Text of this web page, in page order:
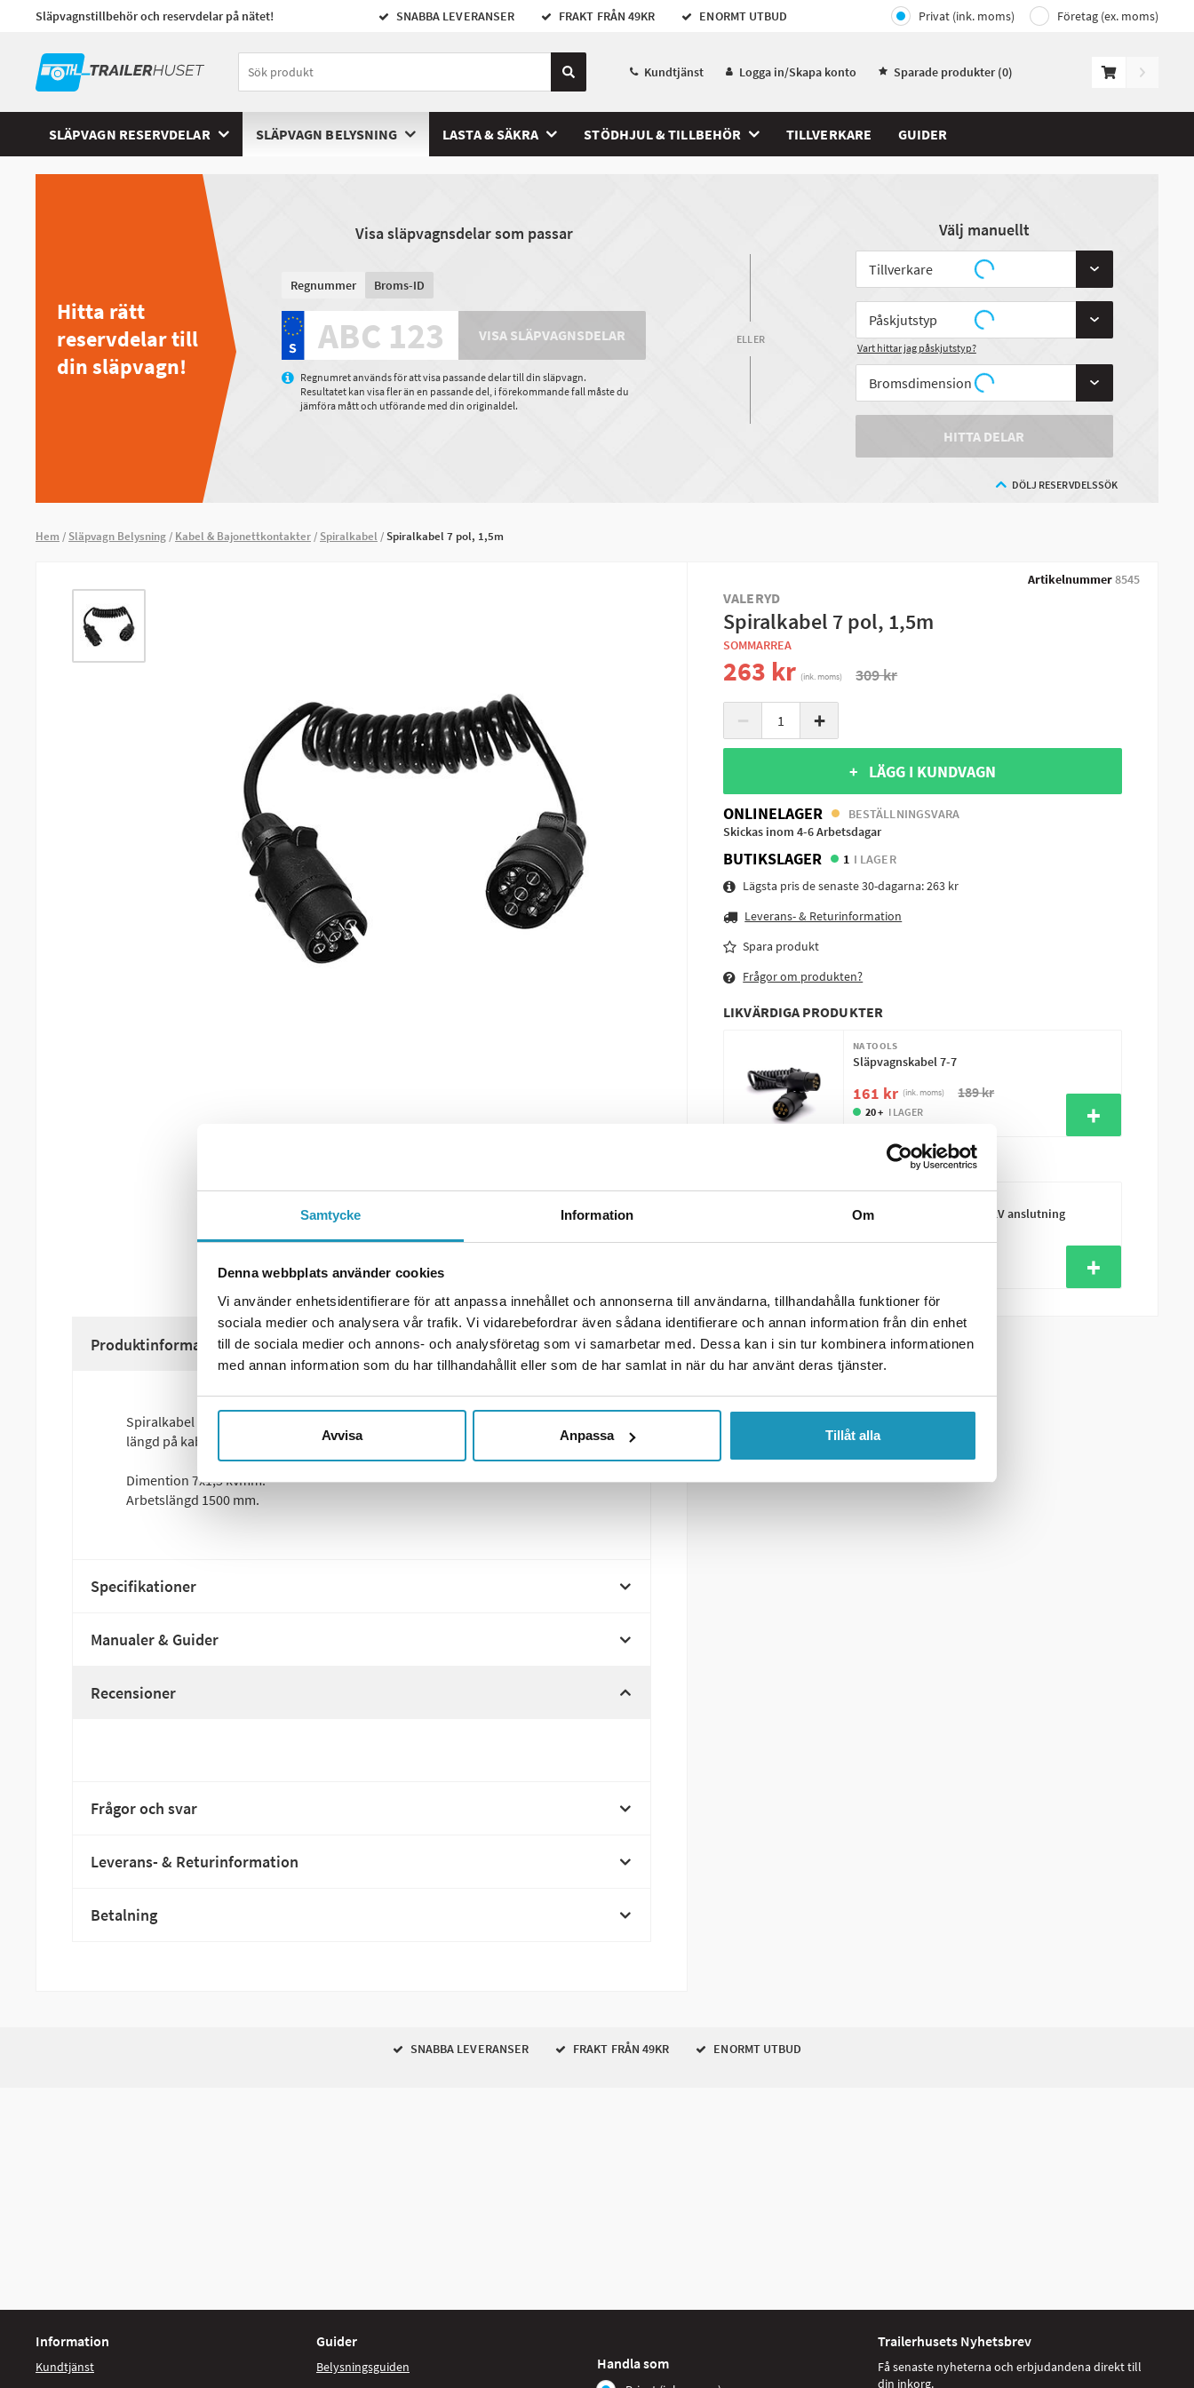
Samtycke Information Om
Denna webbplats använder cookies
Vi använder enhetsidentifierare för att anpassa innehållet och annonserna till användarna, tillhandahålla funktioner för
sociala medier och analysera vår trafik. Vi vidarebefordrar även sådana identifierare och annan information från din enhet
till de sociala medier och annons- och analysföretag som vi samarbetar med. Dessa kan i sin tur kombinera informationen
med annan information som du har tillhandahållit eller som de har samlat in när du har använt deras tjänster.
Avvisa Anpassa Tillåt alla
Släpvagnstillbehör och reservdelar på nätet! SNABBA LEVERANSER FRAKT FRÅN 49KR ENORMT UTBUD Privat (ink. moms) Företag (ex. moms)
Kundtjänst Logga in/Skapa konto Sparade produkter (0)
SLÄPVAGN RESERVDELAR SLÄPVAGN BELYSNING LASTA & SÄKRA STÖDHJUL & TILLBEHÖR TILLVERKARE GUIDER
Hitta rätt
reservdelar till
din släpvagn!
Visa släpvagnsdelar som passar
Regnummer Broms-ID
VISA SLÄPVAGNSDELAR
Regnumret används för att visa passande delar till din släpvagn.
Resultatet kan visa fler än en passande del, i förekommande fall måste du
jämföra mått och utförande med din originaldel.
ELLER
Välj manuellt
Vart hittar jag påskjutstyp?
HITTA DELAR
DÖLJ RESERVDELSSÖK
Hem Släpvagn Belysning Kabel & Bajonettkontakter Spiralkabel Spiralkabel 7 pol, 1,5m
Artikelnummer8545
VALERYD
Spiralkabel 7 pol, 1,5m
SOMMARREA
263 kr (ink. moms) 309 kr
− +
+ LÄGG I KUNDVAGN
ONLINELAGER
BESTÄLLNINGSVARA
Skickas inom 4-6 Arbetsdagar
BUTIKSLAGER 1 I LAGER
Lägsta pris de senaste 30-dagarna:263 kr
Leverans- & Returinformation
Spara produkt
Frågor om produkten?
LIKVÄRDIGA PRODUKTER
NA TOOLS
Släpvagnskabel 7-7
161 kr (ink. moms) 189 kr
20 + I LAGER
Belysningstestare 7-pol, 12V anslutning
254 kr (ink. moms) 299 kr
Produktinformation
Spiralkabel med 7 poler hane till hane för släpvagn och husvagn. Standard
längd på kabel, utdragen ca 1,5 m
Dimention 7x1,5 kvmm.
Arbetslängd 1500 mm.
Specifikationer
Manualer & Guider
Recensioner
Frågor och svar
Leverans- & Returinformation
Betalning
SNABBA LEVERANSER FRAKT FRÅN 49KR ENORMT UTBUD
Information
Kundtjänst
Guider
Belysningsguiden
Handla som
Trailerhusets Nyhetsbrev
Få senaste nyheterna och erbjudandena direkt till
din inkorg.